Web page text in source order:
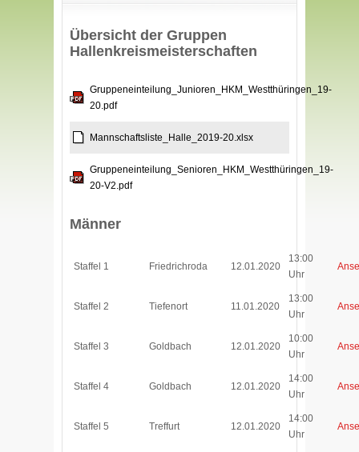
Übersicht der Gruppen
Hallenkreismeisterschaften
Gruppeneinteilung_Junioren_HKM_Westthüringen_19-
20.pdf
Mannschaftsliste_Halle_2019-20.xlsx
Gruppeneinteilung_Senioren_HKM_Westthüringen_19-
20-V2.pdf
Männer
Staffel 1 Friedrichroda 12.01.2020
13:00
Uhr
Staffel 2 Tiefenort 11.01.2020
13:00
Uhr
Staffel 3 Goldbach 12.01.2020
10:00
Uhr
Staffel 4 Goldbach 12.01.2020
14:00
Uhr
Staffel 5 Treffurt 12.01.2020
14:00
Uhr